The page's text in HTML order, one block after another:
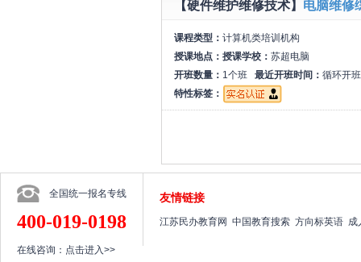
【硬件维护维修技术】 电脑维修
课程类型： 计算机类培训机构
授课地点： 授课学校： 苏超电脑
开班数量： 1个班 最近开班时间： 循环开班
特性标签：
全国统一报名专线
400-019-0198
在线咨询： 点击进入>>
友情链接
江苏民办教育网 中国教育搜索 方向标英语 成